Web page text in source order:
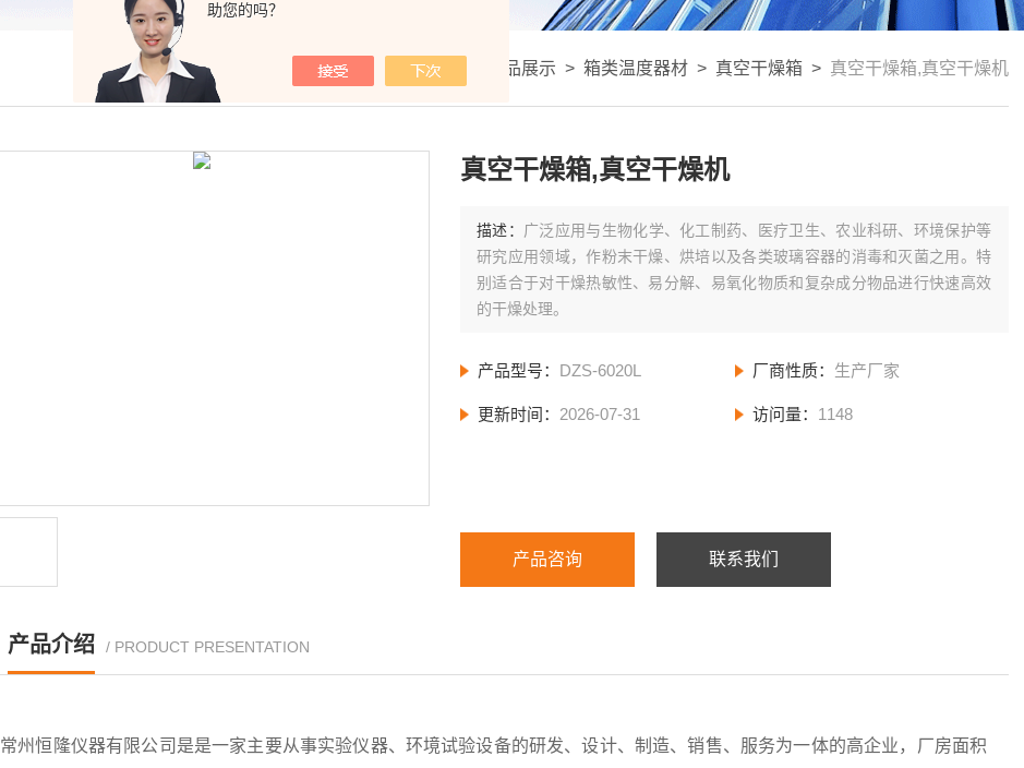
助您的吗？
我的位置：首页 产品展示 > 箱类温度器材 > 真空干燥箱 > 真空干燥箱,真空干燥机
真空干燥箱,真空干燥机
描述： 广泛应用与生物化学、化工制药、医疗卫生、农业科研、环境保护等
研究应用领域，作粉末干燥、烘培以及各类玻璃容器的消毒和灭菌之用。特
别适合于对干燥热敏性、易分解、易氧化物质和复杂成分物品进行快速高效
的干燥处理。
产品型号： DZS-6020L 厂商性质： 生产厂家
更新时间： 2026-07-31 访问量： 1148
产品咨询 联系我们
产品介绍 / PRODUCT PRESENTATION
常州恒隆仪器有限公司是是一家主要从事实验仪器、环境试验设备的研发、设计、制造、销售、服务为一体的高企业，厂房面积